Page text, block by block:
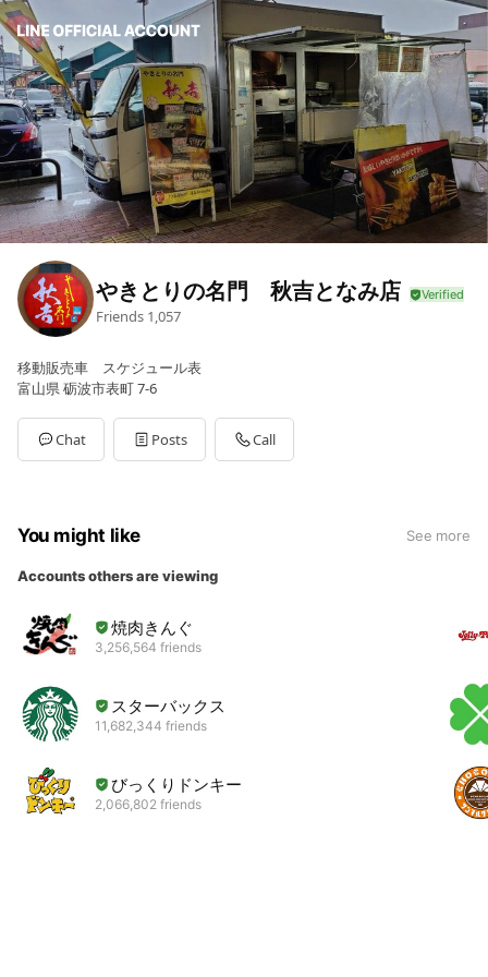
やきとりの名門 秋吉となみ店
Friends 1,057
移動販売車 スケジュール表
富山県 砺波市表町 7-6
Chat Posts Call
You might like See more
Accounts others are viewing
焼肉きんぐ
3,256,564 friends
スターバックス
11,682,344 friends
びっくりドンキー
2,066,802 friends